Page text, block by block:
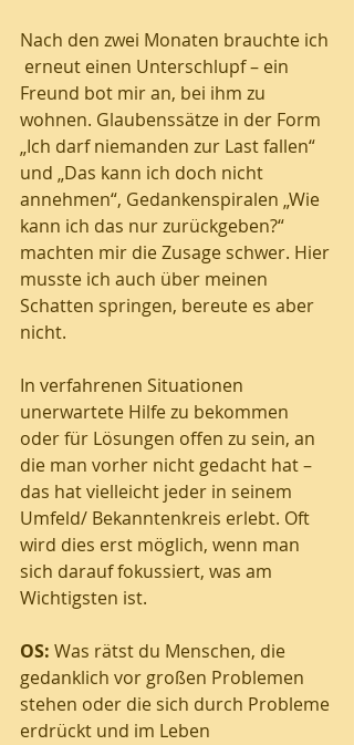
Nach den zwei Monaten brauchte ich
erneut einen Unterschlupf – ein
Freund bot mir an, bei ihm zu
wohnen. Glaubenssätze in der Form
„Ich darf niemanden zur Last fallen“
und „Das kann ich doch nicht
annehmen“, Gedankenspiralen „Wie
kann ich das nur zurückgeben?“
machten mir die Zusage schwer. Hier
musste ich auch über meinen
Schatten springen, bereute es aber
nicht.
In verfahrenen Situationen
unerwartete Hilfe zu bekommen
oder für Lösungen offen zu sein, an
die man vorher nicht gedacht hat –
das hat vielleicht jeder in seinem
Umfeld/ Bekanntenkreis erlebt. Oft
wird dies erst möglich, wenn man
sich darauf fokussiert, was am
Wichtigsten ist.
OS: Was rätst du Menschen, die
gedanklich vor großen Problemen
stehen oder die sich durch Probleme
erdrückt und im Leben